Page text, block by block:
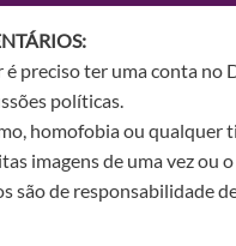
é preciso ter uma conta no
políticas.
homofobia ou qualquer
imagens de uma vez ou
são de responsabilidade